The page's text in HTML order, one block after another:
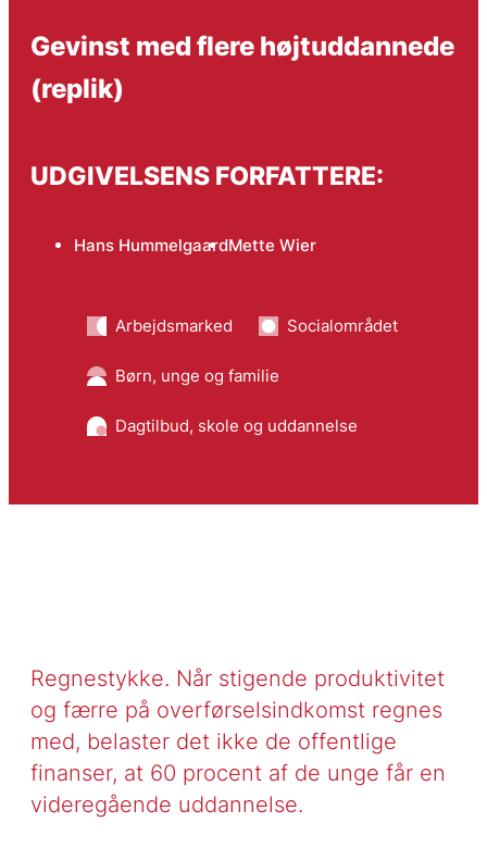
Gevinst med flere højtuddannede
(replik)
UDGIVELSENS FORFATTERE:
Hans HummelgaardMette Wier
Arbejdsmarked Socialområdet
Børn, unge og familie
Dagtilbud, skole og uddannelse
Regnestykke. Når stigende produktivitet
og færre på overførselsindkomst regnes
med, belaster det ikke de offentlige
finanser, at 60 procent af de unge får en
videregående uddannelse.